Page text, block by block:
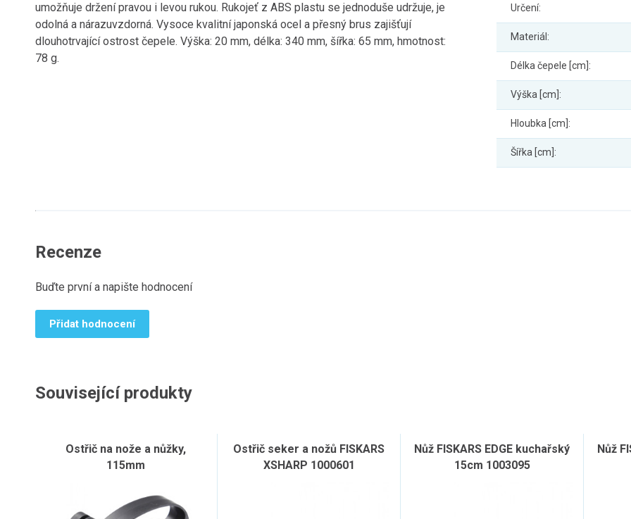
umožňuje držení pravou i levou rukou. Rukojeť z ABS plastu se jednoduše udržuje, je
odolná a nárazuvzdorná. Vysoce kvalitní japonská ocel a přesný brus zajišťují
dlouhotrvající ostrost čepele. Výška: 20 mm, délka: 340 mm, šířka: 65 mm, hmotnost:
78 g.
Určení:
Materiál:
Délka čepele [cm]:
Výška [cm]:
Hloubka [cm]:
Šířka [cm]:
Recenze
Buďte první a napište hodnocení
Přidat hodnocení
Související produkty
Ostřič na nože a nůžky,
115mm
Ostřič seker a nožů FISKARS
XSHARP 1000601
Nůž FISKARS EDGE kuchařský
15cm 1003095
Nůž